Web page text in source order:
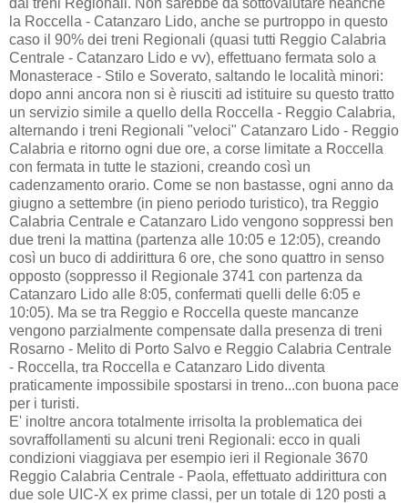
la Roccella - Catanzaro Lido, anche se purtroppo in questo
caso il 90% dei treni Regionali (quasi tutti Reggio Calabria
Centrale - Catanzaro Lido e vv), effettuano fermata solo a
Monasterace - Stilo e Soverato, saltando le località minori:
dopo anni ancora non si è riusciti ad istituire su questo tratto
un servizio simile a quello della Roccella - Reggio Calabria,
alternando i treni Regionali "veloci" Catanzaro Lido - Reggio
Calabria e ritorno ogni due ore, a corse limitate a Roccella
con fermata in tutte le stazioni, creando così un
cadenzamento orario. Come se non bastasse, ogni anno da
giugno a settembre (in pieno periodo turistico), tra Reggio
Calabria Centrale e Catanzaro Lido vengono soppressi ben
due treni la mattina (partenza alle 10:05 e 12:05), creando
così un buco di addirittura 6 ore, che sono quattro in senso
opposto (soppresso il Regionale 3741 con partenza da
Catanzaro Lido alle 8:05, confermati quelli delle 6:05 e
10:05). Ma se tra Reggio e Roccella queste mancanze
vengono parzialmente compensate dalla presenza di treni
Rosarno - Melito di Porto Salvo e Reggio Calabria Centrale
- Roccella, tra Roccella e Catanzaro Lido diventa
praticamente impossibile spostarsi in treno...con buona pace
per i turisti.
E' inoltre ancora totalmente irrisolta la problematica dei
sovraffollamenti su alcuni treni Regionali: ecco in quali
condizioni viaggiava per esempio ieri il Regionale 3670
Reggio Calabria Centrale - Paola, effettuato addirittura con
due sole UIC-X ex prime classi, per un totale di 120 posti a